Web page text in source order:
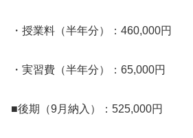
・授業料（半年分）：460,000円
・実習費（半年分）：65,000円
■後期（9月納入）：525,000円